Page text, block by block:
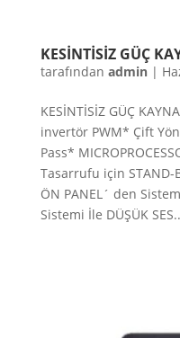
KESİNTİSİZ GÜÇ
tarafından admin|
KESİNTİSİZ GÜÇ
invertör PWM* Çift
Pass*
Tasarrufu için STAND-
ÖN PANEL´ den
Sistemi İle DÜŞÜK